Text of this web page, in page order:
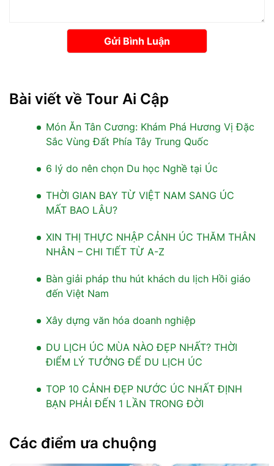
Gửi Bình Luận
Bài viết về Tour Ai Cập
Món Ăn Tân Cương: Khám Phá Hương Vị Đặc
Sắc Vùng Đất Phía Tây Trung Quốc
6 lý do nên chọn Du học Nghề tại Úc
THỜI GIAN BAY TỪ VIỆT NAM SANG ÚC
MẤT BAO LÂU?
XIN THỊ THỰC NHẬP CẢNH ÚC THĂM THÂN
NHÂN – CHI TIẾT TỪ A-Z
Bàn giải pháp thu hút khách du lịch Hồi giáo
đến Việt Nam
Xây dựng văn hóa doanh nghiệp
DU LỊCH ÚC MÙA NÀO ĐẸP NHẤT? THỜI
ĐIỂM LÝ TƯỞNG ĐỂ DU LỊCH ÚC
TOP 10 CẢNH ĐẸP NƯỚC ÚC NHẤT ĐỊNH
BẠN PHẢI ĐẾN 1 LẦN TRONG ĐỜI
Các điểm ưa chuộng